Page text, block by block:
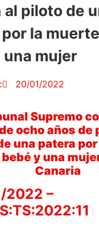
piloto de
la
una mujer
20/01/2022
Supremo
ocho años de
una patera
y una
Canaria
2022 –